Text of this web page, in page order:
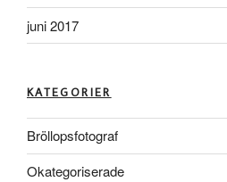
juni 2017
KATEGORIER
Bröllopsfotograf
Okategoriserade